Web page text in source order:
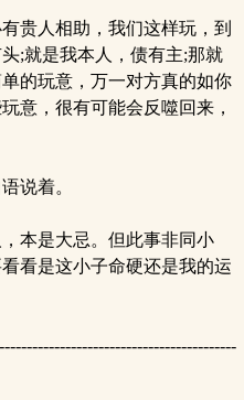
贵人相助，我们这样玩，到
;就是我本人，债有主;那就
的玩意，万一对方真的如你
意，很有可能会反噬回来，
说着。
本是大忌。但此事非同小
看是这小子命硬还是我的运